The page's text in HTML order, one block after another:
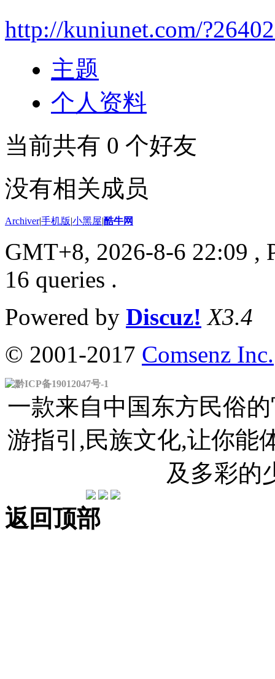
http://kuniunet.com/
主题
个人资料
当前共有 0 个好友
没有相关成员
Archiver|手机版|小黑屋|酷牛网
GMT+8, 2026-8-6 22:09 ,
16 queries .
Powered by Discuz! X3.4
© 2001-2017 Comsenz Inc.
黔ICP备19012047号-1
一款来自中国东方民俗
游指引,民族文化,让你能
及多彩的
返回顶部